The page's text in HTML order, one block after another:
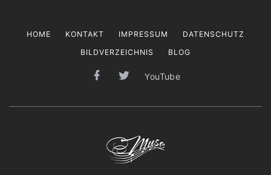
HOME KONTAKT IMPRESSUM
DATENSCHUTZ
BILDVERZEICHNIS
BLOG
YouTube